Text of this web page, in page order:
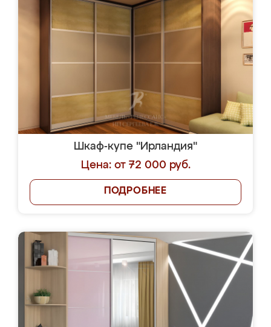
Шкаф-купе "Ирландия"
Цена: от 72 000 руб.
ПОДРОБНЕЕ